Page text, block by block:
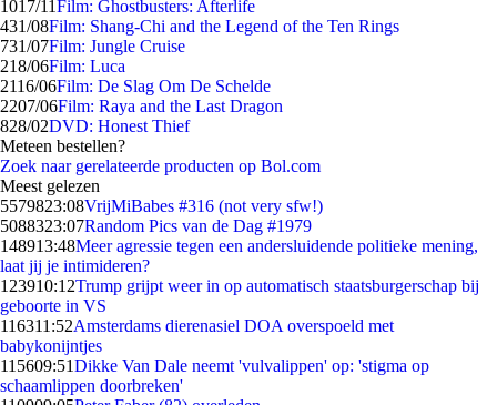
1017/11Film: Ghostbusters: Afterlife
431/08Film: Shang-Chi and the Legend of the Ten Rings
731/07Film: Jungle Cruise
218/06Film: Luca
2116/06Film: De Slag Om De Schelde
2207/06Film: Raya and the Last Dragon
828/02DVD: Honest Thief
Meteen bestellen?
Zoek naar gerelateerde producten op Bol.com
Meest gelezen
5579823:08VrijMiBabes #316 (not very sfw!)
5088323:07Random Pics van de Dag #1979
148913:48Meer agressie tegen een andersluidende politieke mening,
laat jij je intimideren?
123910:12Trump grijpt weer in op automatisch staatsburgerschap bij
geboorte in VS
116311:52Amsterdams dierenasiel DOA overspoeld met
babykonijntjes
115609:51Dikke Van Dale neemt 'vulvalippen' op: 'stigma op
schaamlippen doorbreken'